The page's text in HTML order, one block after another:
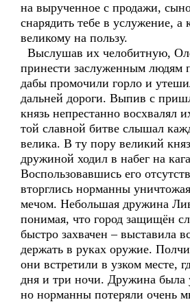
на вырученное с продажи,
снарядить тебе в услужение, а
великому на пользу.
Выслушав их челобитную,
принести заслуженным людям
дабы промочили горло и
дальней дороги. Выпив с
князь непрестанно восхвалял
той славной битве слышал
велика. В ту пору великий
дружиной ходил в набег на
Воспользовавшись его
вторглись норманны
мечом. Небольшая дружина
понимая, что город защищён
быстро захвачен – выставила
держать в руках оружие.
они встретили в узком месте,
дня и три ночи. Дружина была
но норманны потеряли очень